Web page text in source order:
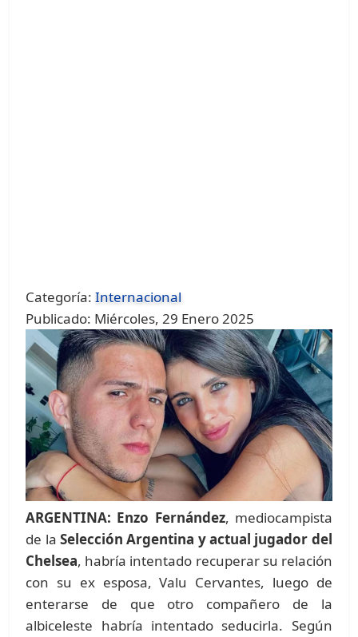
Categoría:Internacional
Publicado: Miércoles, 29 Enero 2025
ARGENTINA: Enzo Fernández, mediocampista
de la Selección Argentina y actual jugador del
Chelsea, habría intentado recuperar su relación
con su ex esposa, Valu Cervantes, luego de
enterarse de que otro compañero de la
albiceleste habría intentado seducirla. Según